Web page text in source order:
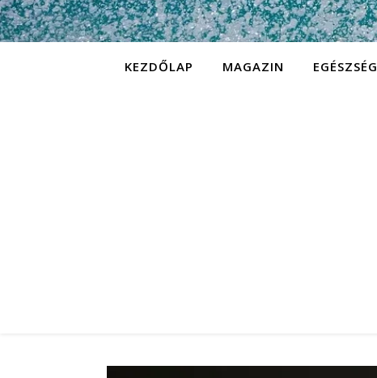
KEZDŐLAP MAGAZIN EGÉSZSÉG